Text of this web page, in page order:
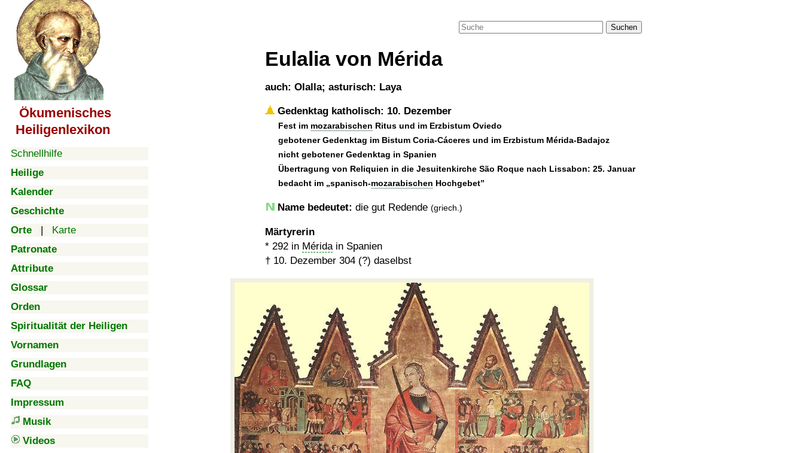
Ökumenisches
Heiligenlexikon
Schnellhilfe
Heilige
Kalender
Geschichte
Orte | Karte
Patronate
Attribute
Glossar
Orden
Spiritualität der Heiligen
Vornamen
Grundlagen
FAQ
Impressum
Musik
Videos
Suchen
Eulalia von Mérida
auch: Olalla; asturisch: Laya
Gedenktag katholisch: 10. Dezember
Fest im mozarabischen Ritus und im Erzbistum Oviedo
gebotener Gedenktag im Bistum Coria-Cáceres und im Erzbistum Mérida-Badajoz
nicht gebotener Gedenktag in Spanien
Übertragung von Reliquien in die Jesuitenkirche São Roque nach Lissabon: 25. Januar
bedacht im
spanisch-mozarabischen Hochgebet
Name bedeutet: die gut Redende (griech.)
Märtyrerin
* 292 in Méridain Spanien
† 10. Dezember 304 (?) daselbst